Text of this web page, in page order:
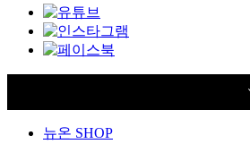
뉴온 SHOP